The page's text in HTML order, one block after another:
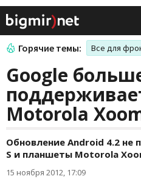
Горячие темы: Все для
Google
Motorola
Обновление Android 4.2 не
S и планшеты Motorola
15 ноября 2012, 17:09